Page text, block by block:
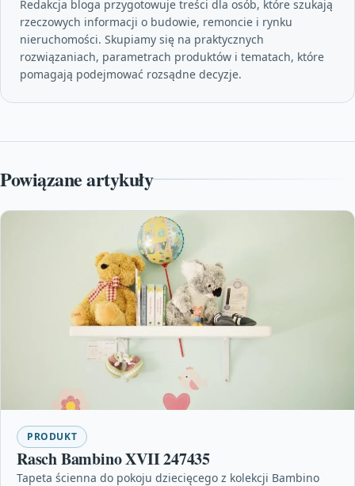
Redakcja bloga przygotowuje treści dla osób, które szukają
rzeczowych informacji o budowie, remoncie i rynku
nieruchomości. Skupiamy się na praktycznych
rozwiązaniach, parametrach produktów i tematach, które
pomagają podejmować rozsądne decyzje.
Powiązane artykuły
PRODUKT
Rasch Bambino XVII 247435
Tapeta ścienna do pokoju dziecięcego z kolekcji Bambino